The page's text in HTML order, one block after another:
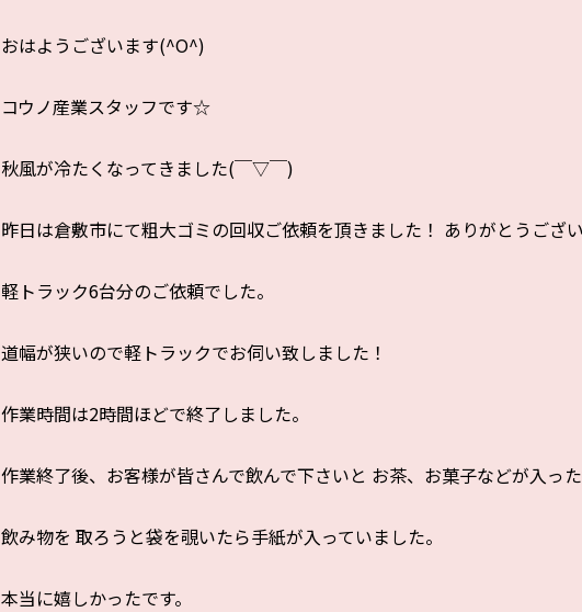
おはようございます(^O^)
コウノ産業スタッフです☆
秋風が冷たくなってきました(￣▽￣)
昨日は倉敷市にて粗大ゴミの回収ご依頼を頂きました！ ありがとうござ
軽トラック6台分のご依頼でした。
道幅が狭いので軽トラックでお伺い致しました！
作業時間は2時間ほどで終了しました。
作業終了後、お客様が皆さんで飲んで下さいと お茶、お菓子などが入っ
飲み物を 取ろうと袋を覗いたら手紙が入っていました。
本当に嬉しかったです。